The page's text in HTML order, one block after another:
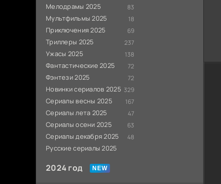
Мелодрамы 2025 83
Мультфильмы 2025 18
Приключения 2025 69
Триллеры 2025 237
Ужасы 2025 138
Фантастические 2025 72
Фэнтези 2025 72
Новинки сериалов 2025 329
Сериалы весны 2025 167
Сериалы лета 2025 47
Сериалы осени 2025 63
Сериалы декабря 2025 48
Русские сериалы 2025
2024 год